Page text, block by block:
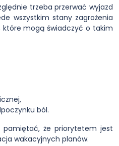
trzeba przerwać wyjazd
wszystkim stany zagrożenia
które mogą świadczyć o takim
ból.
że priorytetem jest
wakacyjnych planów.